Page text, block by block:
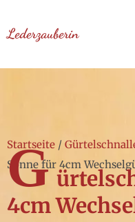
Inhalt
(Enter
Lederzauberin
Startseite /
Sonne für 4cm
G
4cm